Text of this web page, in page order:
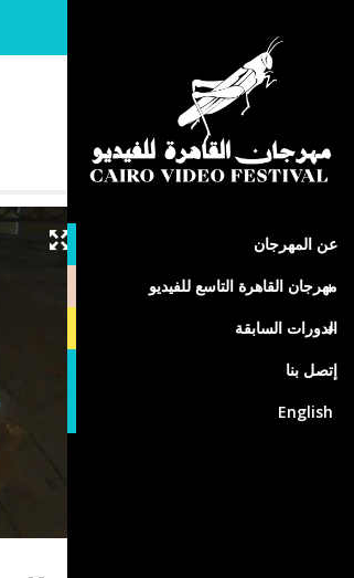
عن المهرجان
مهرجان القاهرة التاسع للفيديو
الدورات السابقة
إتصل بنا
English
Joseph Adel
Egypt